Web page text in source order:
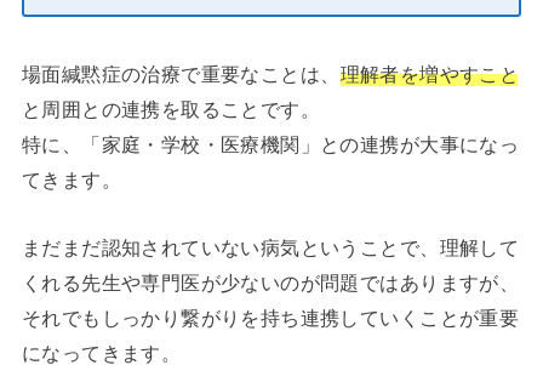
場面緘黙症の治療で重要なことは、 理解者を増やすこと
と周囲との連携を取ることです。
特に、「家庭・学校・医療機関」との連携が大事になっ
てきます。
まだまだ認知されていない病気ということで、理解して
くれる先生や専門医が少ないのが問題ではありますが、
それでもしっかり繋がりを持ち連携していくことが重要
になってきます。